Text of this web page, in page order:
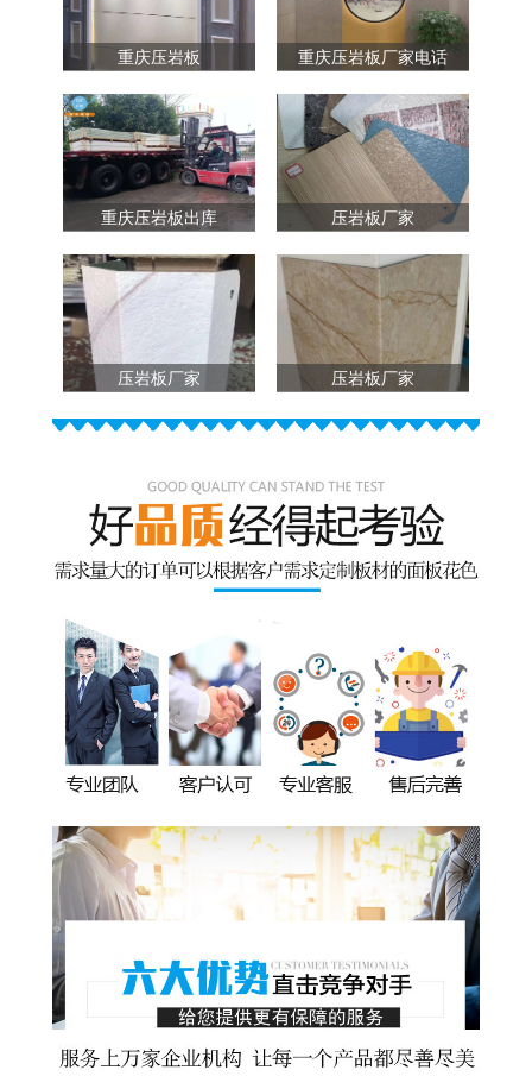
重庆压岩板 重庆压岩板厂家电话
重庆压岩板出库 压岩板厂家
压岩板厂家 压岩板厂家